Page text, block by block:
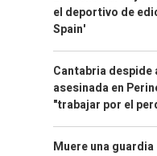
el deportivo de
Spain'
Cantabria despide
asesinada en
"trabajar por el
Muere una